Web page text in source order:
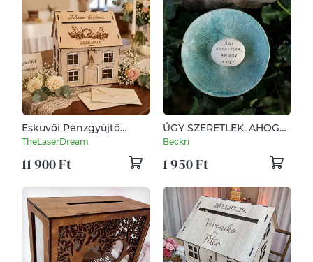
Esküvői Pénzgyűjtő
Házikó – Nagy Méretű Fa
Doboz
TheLaserDream
11 900 Ft
ÚGY SZERETLEK, AHOGY
VAGY - Kerámia
üzenetekkel,
motivációkkal
Beckri
1 950 Ft